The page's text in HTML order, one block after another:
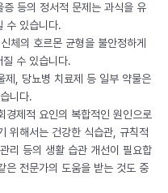
등의 정서적 문제는 과식을 유
수 있습니다.
체의 호르몬 균형을 불안정하게
수 있습니다.
제, 당뇨병 치료제 등 일부 약물은
니다.
경제적 요인의 복합적인 원인으로
위해서는 건강한 식습관, 규칙적
리 등의 생활 습관 개선이 필요합
은 전문가의 도움을 받는 것도 중